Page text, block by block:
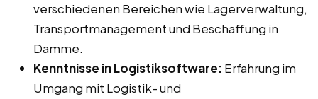
verschiedenen Bereichen wie Lagerverwaltung,
Transportmanagement und Beschaffung in
Damme.
Kenntnisse in Logistiksoftware: Erfahrung im
Umgang mit Logistik- und